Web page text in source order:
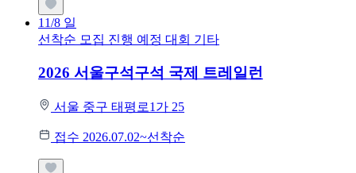
11/8 일
선착순 모집 진행 예정 대회 기타
2026 서울구석구석 국제 트레일런
서울 중구 태평로1가 25
접수 2026.07.02~선착순